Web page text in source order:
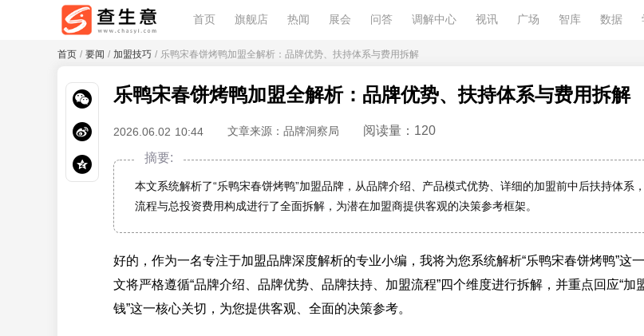
首页 旗舰店 热闻 展会 问答 调解中心 视讯 广场 智库 数据
首页 / 要闻 / 加盟技巧 / 乐鸭宋春饼烤鸭加盟全解析：品牌优势、扶持体系与费用拆解
乐鸭宋春饼烤鸭加盟全解析：品牌优势、扶持体系与费用拆解
2026.06.02 10:44 文章来源：品牌洞察局
阅读量：120
摘要:
本文系统解析了“乐鸭宋春饼烤鸭”加盟品牌，从品牌介绍、产品模式优势、详细的加盟前中后扶持体系
流程与总投资费用构成进行了全面拆解，为潜在加盟商提供客观的决策参考框架。
好的，作为一名专注于加盟品牌深度解析的专业小编，我将为您系统解析“乐鸭宋春饼烤鸭”这
文将严格遵循“品牌介绍、品牌优势、品牌扶持、加盟流程”四个维度进行拆解，并重点回应“加
钱”这一核心关切，为您提供客观、全面的决策参考。